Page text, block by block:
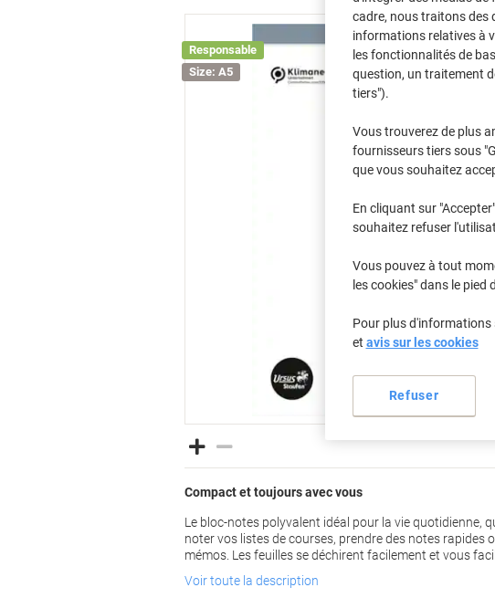
Responsable
Size: A5
Compact et toujours avec vous
Le bloc-notes polyvalent idéal pour la vie quotidienne,
noter vos listes de courses, prendre des notes rapides
mémos. Les feuilles se déchirent facilement et vous
Voir toute la description
cadre, nous traitons des
informations relatives à
les fonctionnalités de
question, un traitement
tiers").
Vous trouverez de plus
fournisseurs tiers sous
que vous souhaitez
En cliquant sur
souhaitez refuser
Vous pouvez à tout
les cookies" dans le
Pour plus d'informations
et avis sur les cookies
Refuser